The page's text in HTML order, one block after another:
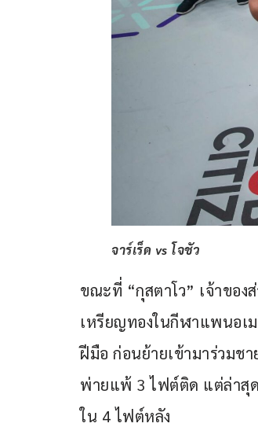
จาร์เร็ด vs โจชัว
ขณะที่ “กุสตาโว” เจ้าขอ
เหรียญทองในกีฬาแพนอเ
ฝีมือ ก่อนย้ายเข้ามาร่วมช
พ่ายแพ้ 3 ไฟต์ติด แต่ล่าสุด
ใน 4 ไฟต์หลัง